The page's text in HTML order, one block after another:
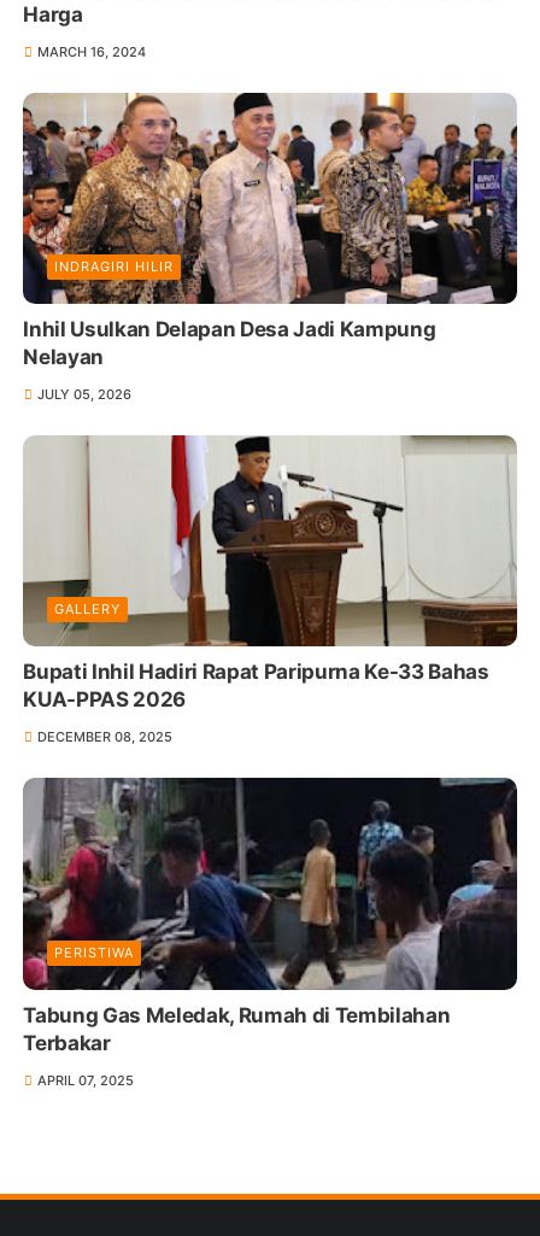
Harga
MARCH 16, 2024
INDRAGIRI HILIR
Inhil Usulkan Delapan Desa Jadi Kampung
Nelayan
JULY 05, 2026
GALLERY
Bupati Inhil Hadiri Rapat Paripurna Ke-33 Bahas
KUA-PPAS 2026
DECEMBER 08, 2025
PERISTIWA
Tabung Gas Meledak, Rumah di Tembilahan
Terbakar
APRIL 07, 2025